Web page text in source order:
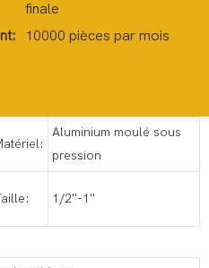
finale
10000 pièces par mois
Aluminium moulé sous
pression
1/2''-1''